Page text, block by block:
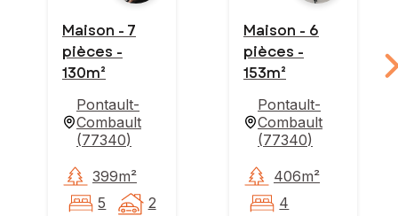
Maison - 7
pièces -
130m²
Pontault-
Combault
(77340)
399m²
5
2
Maison - 6
pièces -
153m²
Pontault-
Combault
(77340)
406m²
4